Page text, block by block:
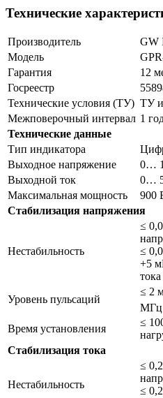
Технические
Производитель
GW
Модель
Гарантия
12
Госреестр
Технические условия (ТУ) ТУ
Межповерочный интервал 1
Технические данные
Тип индикатора
Выходное напряжение
0…
Выходной ток
0…
Максимальная мощность
900
Стабилизация напряжения
Нестабильность
≤
≤
+5
Уровень пульсаций
≤ 2
МГц
Время установления
≤
Стабилизация тока
Нестабильность
≤
≤